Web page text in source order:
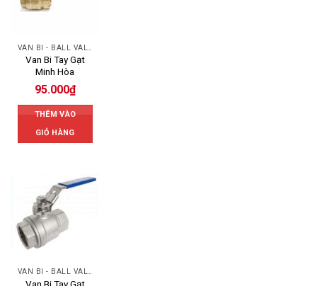
Van Bi Tay Gạt
Minh Hòa
95.000₫
THÊM VÀO
GIỎ HÀNG
Van Bi Tay Gạt